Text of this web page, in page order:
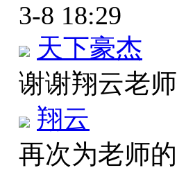
3-8 18:29
天下豪杰
谢谢翔云老
翔云
再次为老师